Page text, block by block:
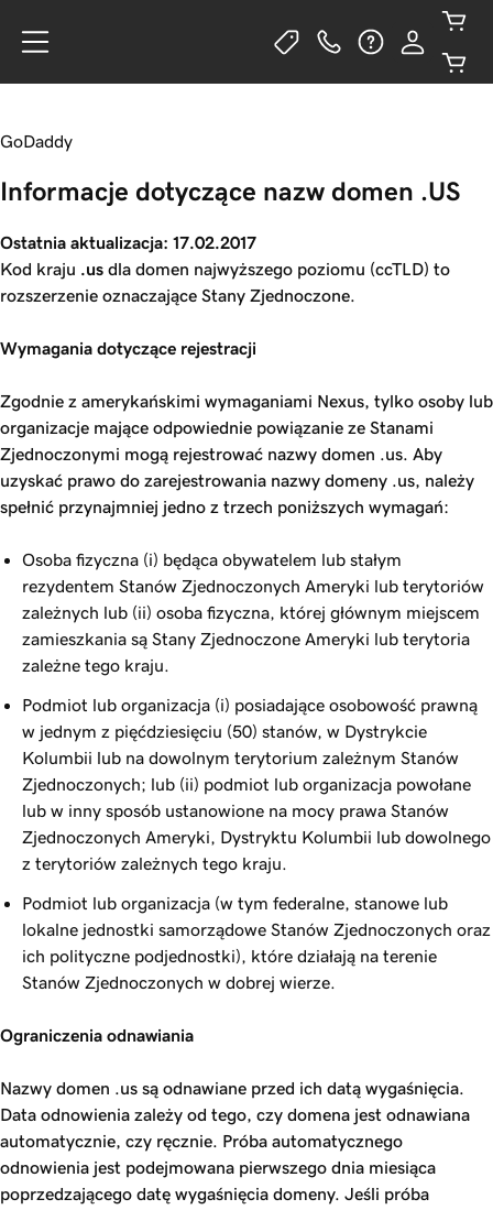
GoDaddy
Informacje dotyczące nazw domen .US
Ostatnia aktualizacja: 17.02.2017
Kod kraju .us dla domen najwyższego poziomu (ccTLD) to
rozszerzenie oznaczające Stany Zjednoczone.
Wymagania dotyczące rejestracji
Zgodnie z amerykańskimi wymaganiami Nexus, tylko osoby lub
organizacje mające odpowiednie powiązanie ze Stanami
Zjednoczonymi mogą rejestrować nazwy domen .us. Aby
uzyskać prawo do zarejestrowania nazwy domeny .us, należy
spełnić przynajmniej jedno z trzech poniższych wymagań:
Osoba fizyczna (i) będąca obywatelem lub stałym
rezydentem Stanów Zjednoczonych Ameryki lub terytoriów
zależnych lub (ii) osoba fizyczna, której głównym miejscem
zamieszkania są Stany Zjednoczone Ameryki lub terytoria
zależne tego kraju.
Podmiot lub organizacja (i) posiadające osobowość prawną
w jednym z pięćdziesięciu (50) stanów, w Dystrykcie
Kolumbii lub na dowolnym terytorium zależnym Stanów
Zjednoczonych; lub (ii) podmiot lub organizacja powołane
lub w inny sposób ustanowione na mocy prawa Stanów
Zjednoczonych Ameryki, Dystryktu Kolumbii lub dowolnego
z terytoriów zależnych tego kraju.
Podmiot lub organizacja (w tym federalne, stanowe lub
lokalne jednostki samorządowe Stanów Zjednoczonych oraz
ich polityczne podjednostki), które działają na terenie
Stanów Zjednoczonych w dobrej wierze.
Ograniczenia odnawiania
Nazwy domen .us są odnawiane przed ich datą wygaśnięcia.
Data odnowienia zależy od tego, czy domena jest odnawiana
automatycznie, czy ręcznie. Próba automatycznego
odnowienia jest podejmowana pierwszego dnia miesiąca
poprzedzającego datę wygaśnięcia domeny. Jeśli próba